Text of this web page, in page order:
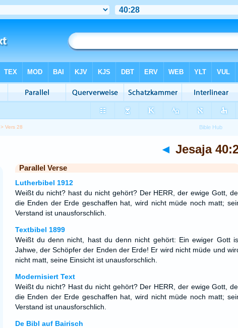
> Vers 28
◄ Jesaja
Parallel Verse
Lutherbibel 1912
Weißt du nicht? hast du nicht gehört? Der HERR, der ewige Gott,
die Enden der Erde geschaffen hat, wird nicht müde noch matt;
Verstand ist unausforschlich.
Textbibel 1899
Weißt du denn nicht, hast du denn nicht gehört: Ein ewiger Gott
Jahwe, der Schöpfer der Enden der Erde! Er wird nicht müde und
nicht matt, seine Einsicht ist unausforschlich.
Modernisiert Text
Weißt du nicht? Hast du nicht gehört? Der HERR, der ewige Gott,
die Enden der Erde geschaffen hat, wird nicht müde noch matt;
Verstand ist unausforschlich.
De Bibl auf Bairisch